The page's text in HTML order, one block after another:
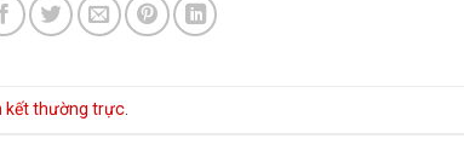
kết thường trực